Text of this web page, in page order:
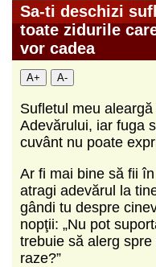
Sa-ti deschizi
toate zidurile
vor cadea
A+ A-
Sufletul meu
Adevărului, iar fuga
cuvânt nu poate
Ar fi mai bine să fii
atragi adevărul la
gândi tu despre
nopţii: „Nu pot
trebuie să alerg
raze?”